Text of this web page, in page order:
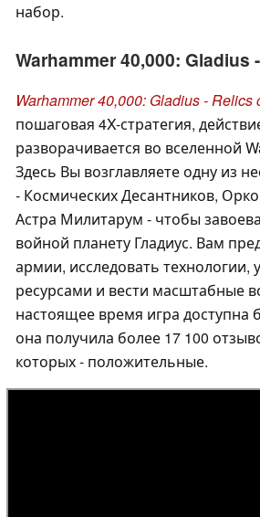
набор.
Warhammer 40,000: Gladius
Warhammer 40,000: Gladius - Relics
пошаговая 4X-стратегия,
разворачивается во вселенной
Здесь Вы возглавляете одну из
- Космических Десантников,
Астра Милитарум - чтобы
войной планету Гладиус. Вам
армии, исследовать технологии,
ресурсами и вести масштабные
настоящее время игра доступна
она получила более 17 100
которых - положительные.